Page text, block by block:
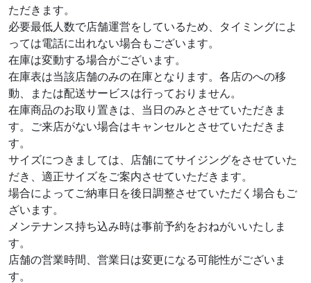
ただきます。
必要最低人数で店舗運営をしているため、タイミングによ
っては電話に出れない場合もございます。
在庫は変動する場合がございます。
在庫表は当該店舗のみの在庫となります。各店のへの移
動、または配送サービスは行っておりません。
在庫商品のお取り置きは、当日のみとさせていただきま
す。ご来店がない場合はキャンセルとさせていただきま
す。
サイズにつきましては、店舗にてサイジングをさせていた
だき、適正サイズをご案内させていただきます。
場合によってご納車日を後日調整させていただく場合もご
ざいます。
メンテナンス持ち込み時は事前予約をおねがいいたしま
す。
店舗の営業時間、営業日は変更になる可能性がございま
す。